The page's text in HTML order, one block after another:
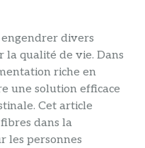
divers
la qualité de vie. Dans
riche en
une solution efficace
Cet article
dans la
les personnes